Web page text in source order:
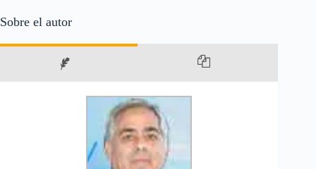
Sobre el autor